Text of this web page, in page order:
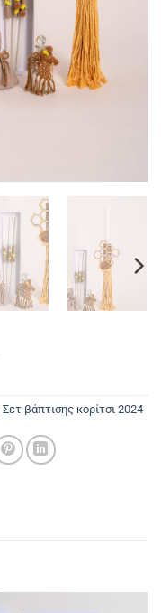
Σετ βάπτισης κορίτσι 2024